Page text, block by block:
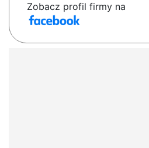
Zobacz profil firmy na